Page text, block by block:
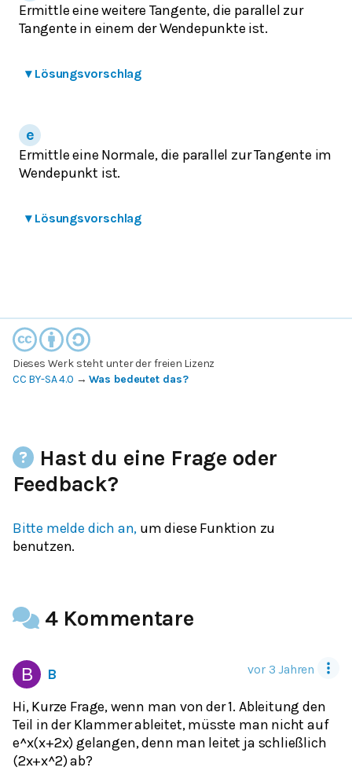
Ermittle eine weitere Tangente, die parallel zur
Tangente in einem der Wendepunkte ist.
▾ Lösungsvorschlag
Ermittle eine Normale, die parallel zur Tangente im
Wendepunkt ist.
▾ Lösungsvorschlag
Dieses Werk steht unter der freien Lizenz
CC BY-SA 4.0 →Was bedeutet das?
Hast du eine Frage oder
Feedback?
Bitte melde dich an, um diese Funktion zu
benutzen.
4 Kommentare
B vor 3 Jahren
Hi, Kurze Frage, wenn man von der 1. Ableitung den
Teil in der Klammer ableitet, müsste man nicht auf
e^x(x+2x) gelangen, denn man leitet ja schließlich
(2x+x^2) ab?